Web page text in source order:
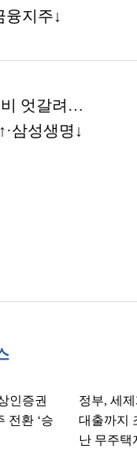
융지주↓
비 엇갈려…
삼성생명↓
인증권
전환 ‘승
정부, 세
대출까지
난 무주택